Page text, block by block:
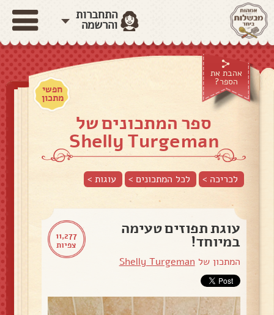
התחברות
והרשמה
אהבת את
הספר?
חפשי
מתכון
ספר המתכונים של
Shelly Turgeman
לכריכה > לכל המתכונים > עוגות>
11,277
צפיות
עוגת תפוזים טעימה
במיוחד!
המתכון של Shelly Turgeman